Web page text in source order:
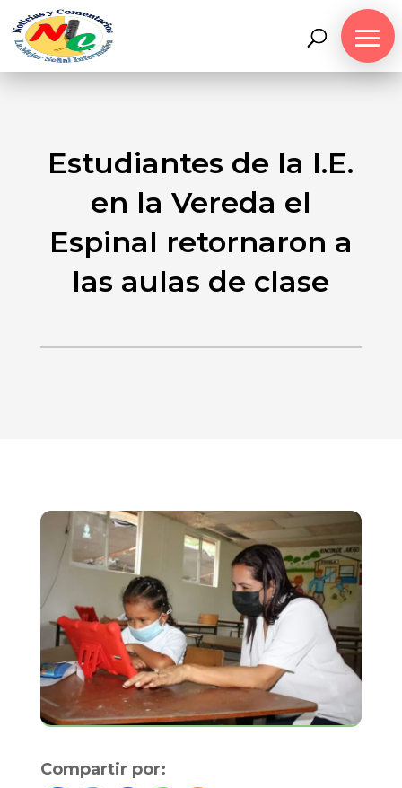
Estudiantes de la I.E.
en la Vereda el
Espinal retornaron a
las aulas de clase
Compartir por: